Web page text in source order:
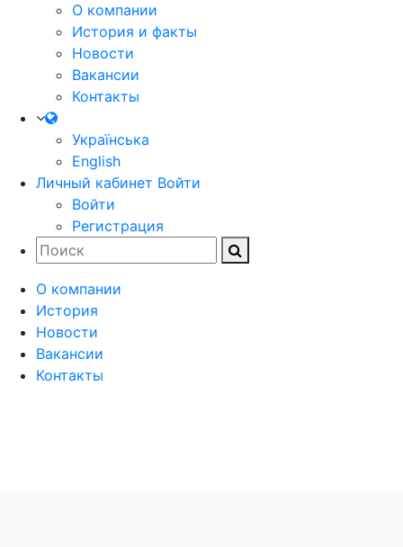
О компании
История и факты
Новости
Вакансии
Контакты
Українська
English
Личный кабинет Войти
Войти
Регистрация
О компании
История
Новости
Вакансии
Контакты